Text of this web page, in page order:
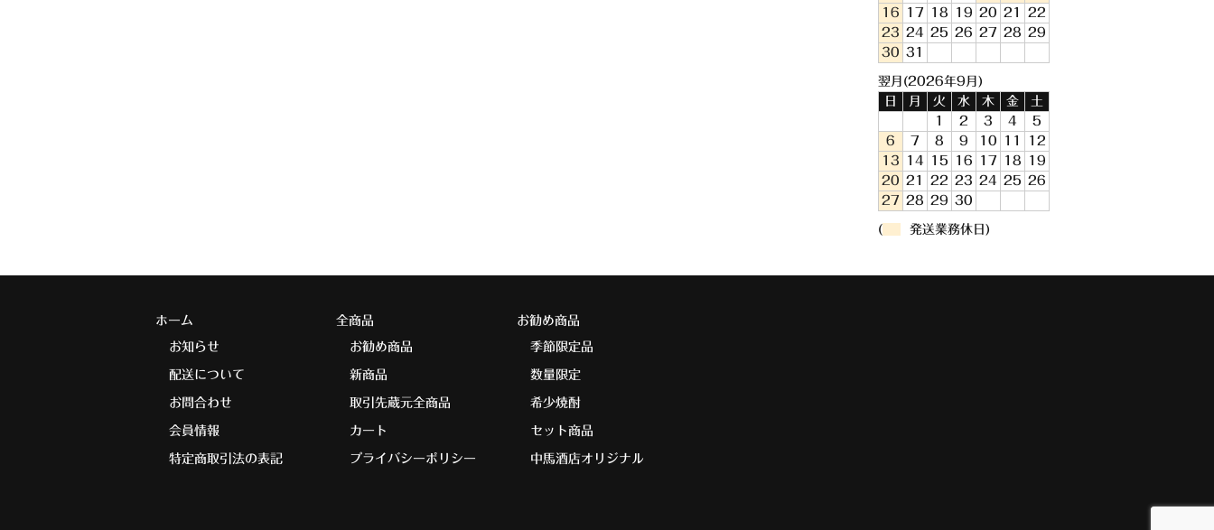
16
17 18 19 20 21
22
23 24 25 26 27 28 29
30 31
翌月(2026年9月)
日
月 火 水 木 金
土
1
2 3 4
5
6
7 8 9 10 11
12
13
14 15 16 17 18
19
20 21 22 23 24 25 26
27 28 29 30
( 発送業務休日)
ホーム
お知らせ
配送について
お問合わせ
会員情報
特定商取引法の表記
全商品
お勧め商品
新商品
取引先蔵元全商品
カート
プライバシーポリシー
お勧め商品
季節限定品
数量限定
希少焼酎
セット商品
中馬酒店オリジナル